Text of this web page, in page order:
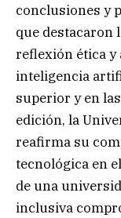
conclusiones y
que destacaron
reflexión ética y
inteligencia
superior y en
edición, la
reafirma su
tecnológica en
de una
inclusiva